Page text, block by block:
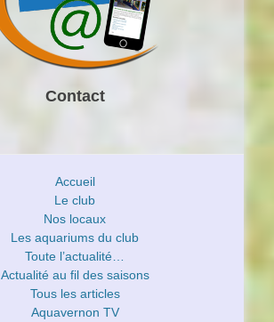
Contact
Accueil
Le club
Nos locaux
Les aquariums du club
Toute l’actualité…
Actualité au fil des saisons
Tous les articles
Aquavernon TV